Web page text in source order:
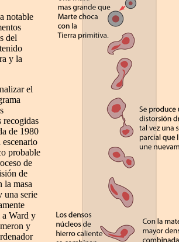
notable
del
y la
el
recogidas
de 1980
escenario
probable
de
de
la masa
una serie
a Ward y
y